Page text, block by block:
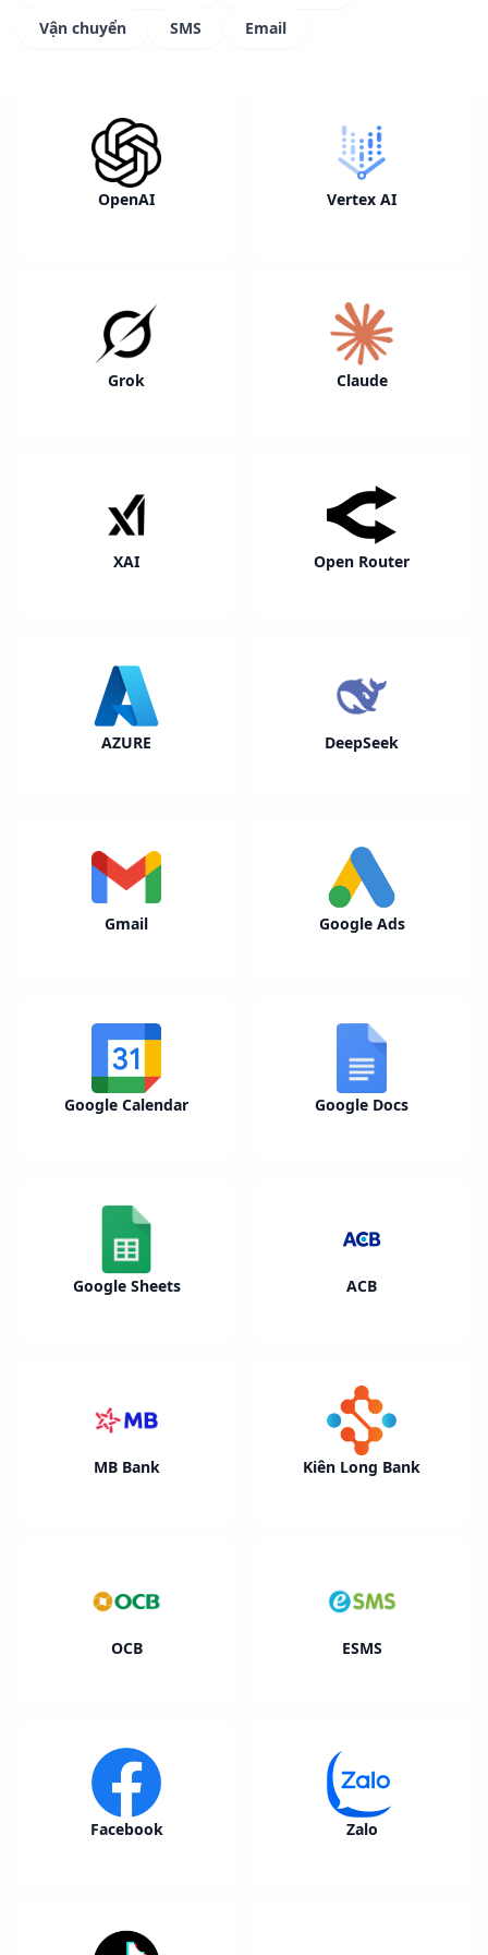
Vận chuyển
SMS Email
OpenAI Vertex AI
Grok Claude
XAI Open Router
AZURE DeepSeek
Gmail Google Ads
Google Calendar Google Docs
Google Sheets ACB
MB Bank Kiên Long Bank
OCB ESMS
Facebook Zalo